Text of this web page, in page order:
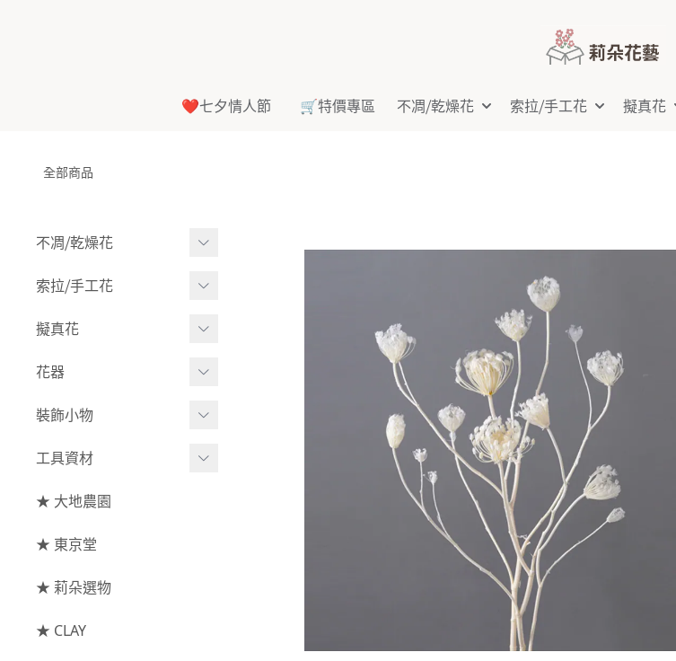
❤️七夕情人節 🛒特價專區 不凋⧸乾燥花 索拉⧸手工花 擬真花
全部商品
不凋⧸乾燥花
多色組合
- 其他
玫瑰
大玫瑰
- 迷你玫瑰
- 庭園玫瑰
索拉⧸手工花
索拉花(有花莖)
- 莉朵獨家水染
- 大地農園
索拉花(僅花頭)
原色
擬真花
盆栽⧸成品
綜合花束
葉材⧸藤蔓
枝條
果實
花器
小型花器
中大型花器
捧花架⧸吊架
藤圈⧸注連繩
提籃
裝飾小物
裝飾⧸擺飾
花插
工具資材
工具⧸型錄
資材
★ 大地農園
★ 東京堂
★ 莉朵選物
★ CLAY